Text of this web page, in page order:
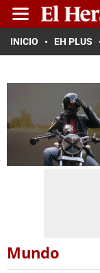
INICIO EH PLUS
Mundo